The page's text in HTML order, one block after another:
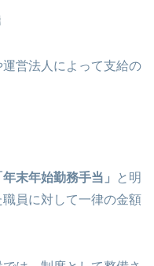
営法人によって支給の
年末年始勤務手当」
と明
員に対して一律の金額